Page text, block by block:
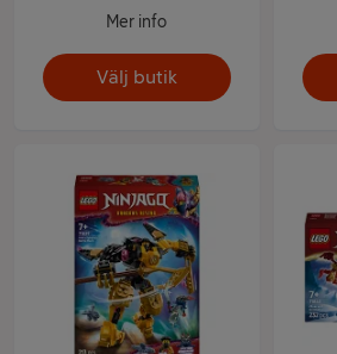
Mer info
Välj butik